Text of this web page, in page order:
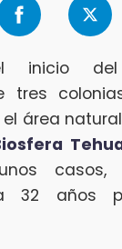
inicio
tres
área
casos,
32 años